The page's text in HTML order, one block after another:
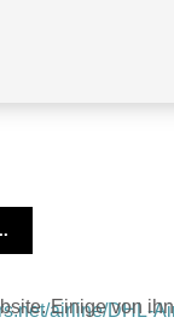
airline/DHL-
Einige von